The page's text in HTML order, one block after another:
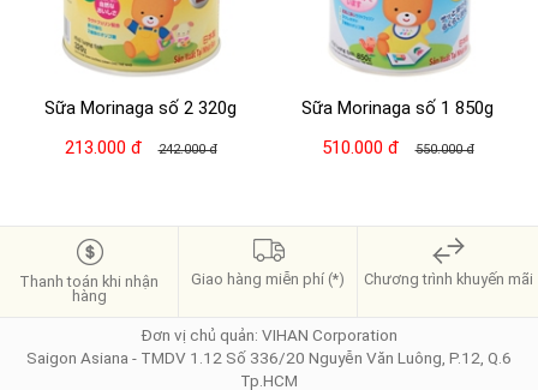
Sữa Morinaga số 2 320g
213.000 đ
242.000 đ
Sữa Morinaga số 1 850g
510.000 đ
550.000 đ
Thanh toán khi nhận
hàng
Giao hàng miễn phí (*) Chương trình khuyến mãi
Đơn vị chủ quản: VIHAN Corporation
Saigon Asiana - TMDV 1.12 Số 336/20 Nguyễn Văn Luông, P.12, Q.6
Tp.HCM